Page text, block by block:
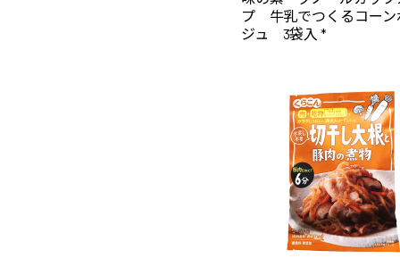
プ 牛乳でつくるコーン
ジュ 3袋入 *